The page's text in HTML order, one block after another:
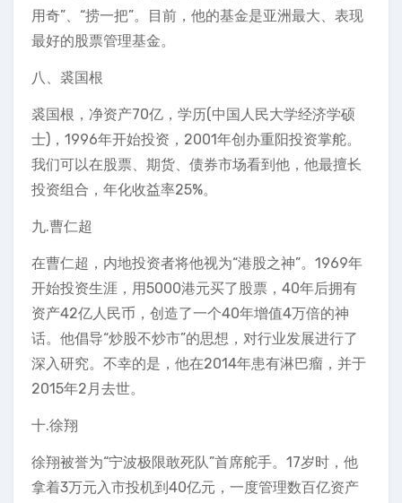
用奇”、“捞一把”。目前，他的基金是亚洲最大、表现
最好的股票管理基金。
八、裘国根
裘国根，净资产70亿，学历(中国人民大学经济学硕
士)，1996年开始投资，2001年创办重阳投资掌舵。
我们可以在股票、期货、债券市场看到他，他最擅长
投资组合，年化收益率25%。
九.曹仁超
在曹仁超，内地投资者将他视为“港股之神”。1969年
开始投资生涯，用5000港元买了股票，40年后拥有
资产42亿人民币，创造了一个40年增值4万倍的神
话。他倡导“炒股不炒市”的思想，对行业发展进行了
深入研究。不幸的是，他在2014年患有淋巴瘤，并于
2015年2月去世。
十.徐翔
徐翔被誉为“宁波极限敢死队”首席舵手。17岁时，他
拿着3万元入市投机到40亿元，一度管理数百亿资产